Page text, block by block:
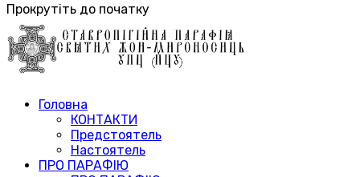
Прокрутіть до початку
Головна
КОНТАКТИ
Предстоятель
Настоятель
ПРО ПАРАФІЮ